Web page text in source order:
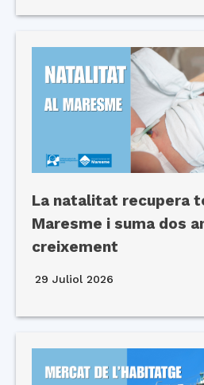
La natalitat recupera
Maresme i suma dos
creixement
29 Juliol 2026